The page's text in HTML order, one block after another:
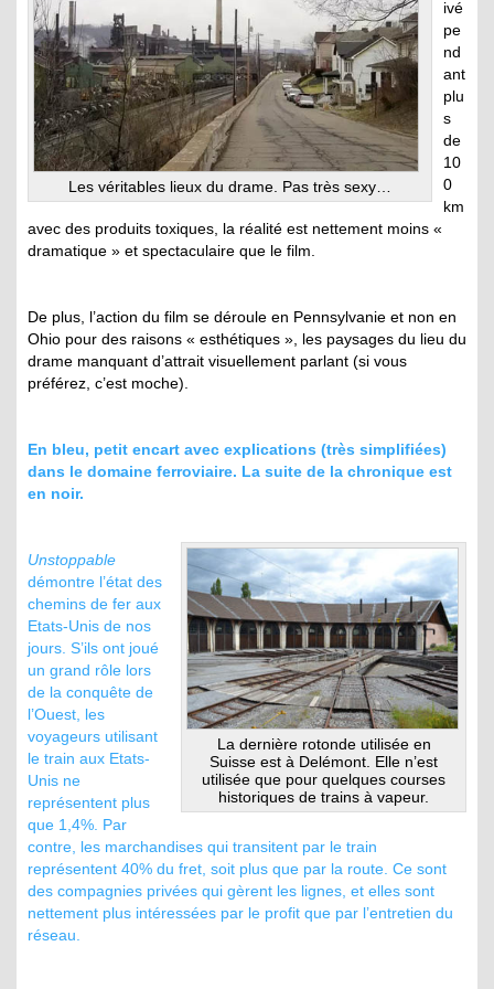
Les véritables lieux du drame. Pas très sexy…
ivé
pe
nd
ant
plu
s
de
10
0
km
avec des produits toxiques, la réalité est nettement moins «
dramatique » et spectaculaire que le film.
De plus, l’action du film se déroule en Pennsylvanie et non en
Ohio pour des raisons « esthétiques », les paysages du lieu du
drame manquant d’attrait visuellement parlant (si vous
préférez, c’est moche).
En bleu, petit encart avec explications (très simplifiées)
dans le domaine ferroviaire. La suite de la chronique est
en noir.
La dernière rotonde utilisée en
Suisse est à Delémont. Elle n’est
utilisée que pour quelques courses
historiques de trains à vapeur.
Unstoppable
démontre l’état des
chemins de fer aux
Etats-Unis de nos
jours. S’ils ont joué
un grand rôle lors
de la conquête de
l’Ouest, les
voyageurs utilisant
le train aux Etats-
Unis ne
représentent plus
que 1,4%. Par
contre, les marchandises qui transitent par le train
représentent 40% du fret, soit plus que par la route. Ce sont
des compagnies privées qui gèrent les lignes, et elles sont
nettement plus intéressées par le profit que par l’entretien du
réseau.